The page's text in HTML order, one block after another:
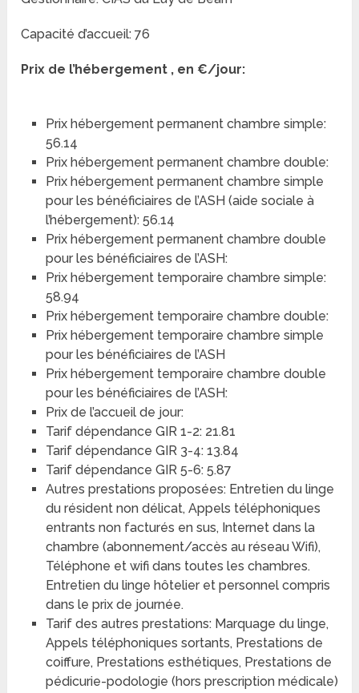
Capacité d’accueil: 76
Prix de l’hébergement , en €/jour:
Prix hébergement permanent chambre simple:
56.14
Prix hébergement permanent chambre double:
Prix hébergement permanent chambre simple
pour les bénéficiaires de l’ASH (aide sociale à
l’hébergement): 56.14
Prix hébergement permanent chambre double
pour les bénéficiaires de l’ASH:
Prix hébergement temporaire chambre simple:
58.94
Prix hébergement temporaire chambre double:
Prix hébergement temporaire chambre simple
pour les bénéficiaires de l’ASH
Prix hébergement temporaire chambre double
pour les bénéficiaires de l’ASH:
Prix de l’accueil de jour:
Tarif dépendance GIR 1-2: 21.81
Tarif dépendance GIR 3-4: 13.84
Tarif dépendance GIR 5-6: 5.87
Autres prestations proposées: Entretien du linge
du résident non délicat, Appels téléphoniques
entrants non facturés en sus, Internet dans la
chambre (abonnement/accès au réseau Wifi),
Téléphone et wifi dans toutes les chambres.
Entretien du linge hôtelier et personnel compris
dans le prix de journée.
Tarif des autres prestations: Marquage du linge,
Appels téléphoniques sortants, Prestations de
coiffure, Prestations esthétiques, Prestations de
pédicurie-podologie (hors prescription médicale)